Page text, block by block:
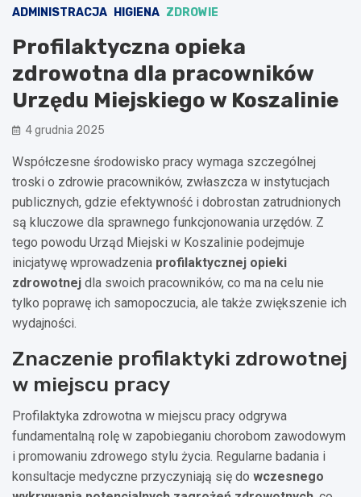
ADMINISTRACJA HIGIENA ZDROWIE
Profilaktyczna opieka
zdrowotna dla pracowników
Urzędu Miejskiego w Koszalinie
4 grudnia 2025
Współczesne środowisko pracy wymaga szczególnej
troski o zdrowie pracowników, zwłaszcza w instytucjach
publicznych, gdzie efektywność i dobrostan zatrudnionych
są kluczowe dla sprawnego funkcjonowania urzędów. Z
tego powodu Urząd Miejski w Koszalinie podejmuje
inicjatywę wprowadzenia profilaktycznej opieki
zdrowotnej dla swoich pracowników, co ma na celu nie
tylko poprawę ich samopoczucia, ale także zwiększenie ich
wydajności.
Znaczenie profilaktyki zdrowotnej
w miejscu pracy
Profilaktyka zdrowotna w miejscu pracy odgrywa
fundamentalną rolę w zapobieganiu chorobom zawodowym
i promowaniu zdrowego stylu życia. Regularne badania i
konsultacje medyczne przyczyniają się do wczesnego